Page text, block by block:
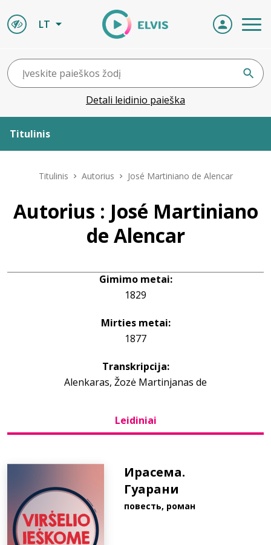
LT
Detali leidinio paieška
Titulinis
Leidiniai
Naujienos
+370 667 80 541
Titulinis Autorius José Martiniano de Alencar
Autorius : José Martiniano
de Alencar
Gimimo metai:
1829
Mirties metai:
1877
Transkripcija:
Alenkaras, Žozė Martinjanas de
Leidiniai
Ирасема.
Гуарани
повесть, роман